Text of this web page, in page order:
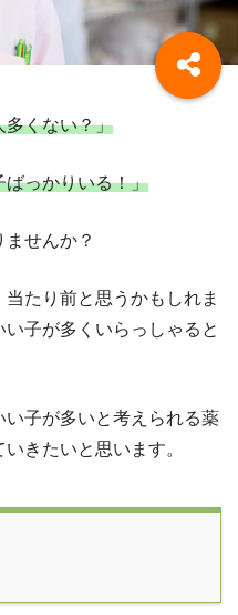
多くない？」
ばっかりいる！」
せんか？
たり前と思うかもしれま
子が多くいらっしゃると
子が多いと考えられる薬
きたいと思います。